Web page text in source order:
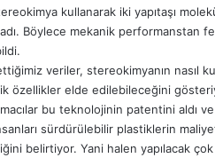
kullanarak iki yapıtaşı
Böylece mekanik performanstan
veriler, stereokimyanın nasıl
özellikler elde edilebileceğini
bu teknolojinin patentini aldı
sürdürülebilir plastiklerin
belirtiyor. Yani halen yapılacak çok